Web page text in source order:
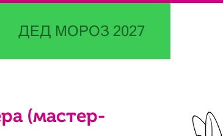
ДЕД МОРОЗ 2027
(мастер-